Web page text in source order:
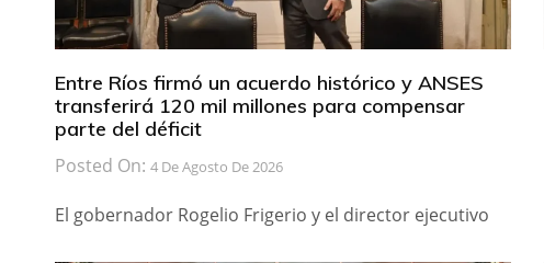
Entre Ríos firmó un acuerdo histórico y ANSES
transferirá 120 mil millones para compensar
parte del déficit
Posted On: 4 De Agosto De 2026
El gobernador Rogelio Frigerio y el director ejecutivo